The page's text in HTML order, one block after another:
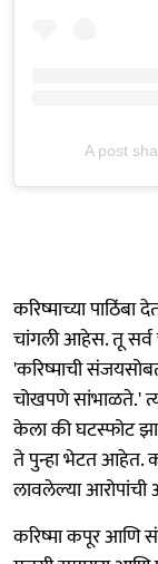
A post
करिष्माच्या
चांगली आहेस. तू सर्व
'करिष्माची
चोखपणे सांभाळते.'
केला की घटस्फोट
ते पुन्हा भेटत आहेत.
लावलेल्या
करिष्मा कपूर आणि